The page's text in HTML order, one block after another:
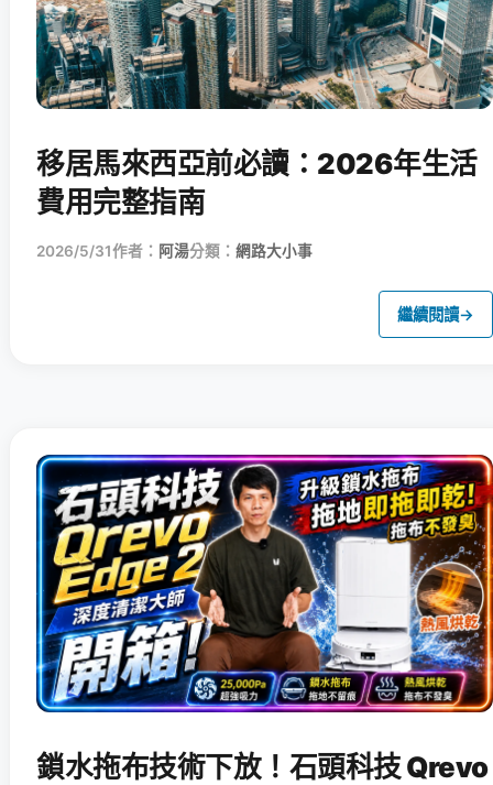
移居馬來西亞前必讀：2026年生活
費用完整指南
2026/5/31作者： 阿湯分類： 網路大小事
繼續閱讀→
鎖水拖布技術下放！石頭科技 Qrevo